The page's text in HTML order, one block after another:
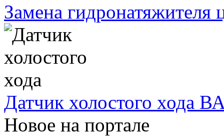
Замена
Датчик холостого хода
Новое на портале